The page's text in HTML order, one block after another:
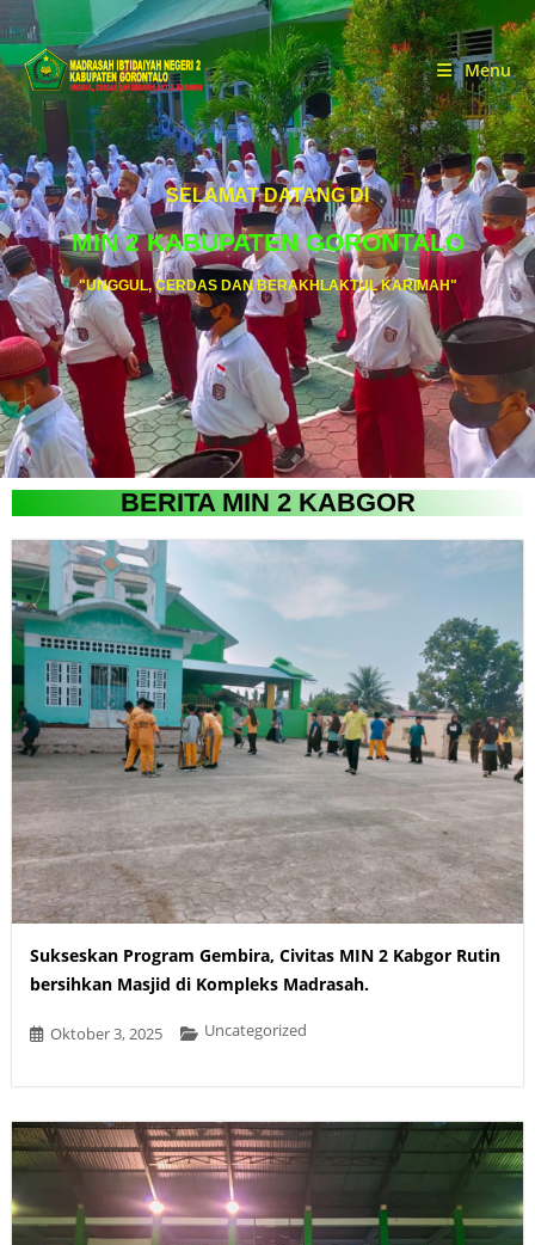
Menu
SELAMAT DATANG DI
MIN 2 KABUPATEN GORONTALO
"UNGGUL, CERDAS DAN BERAKHLAKTUL KARIMAH"
BERITA MIN 2 KABGOR
Sukseskan Program Gembira, Civitas MIN 2 Kabgor Rutin
bersihkan Masjid di Kompleks Madrasah.
Oktober 3, 2025 Uncategorized